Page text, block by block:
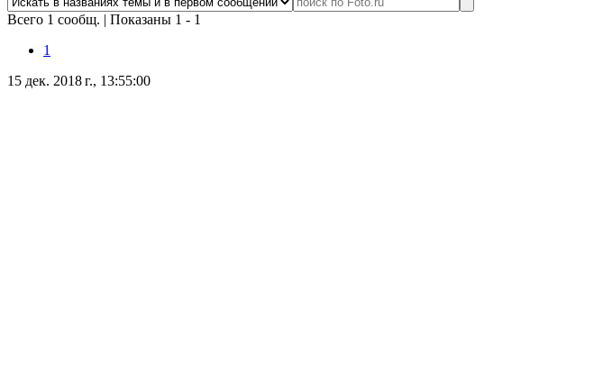
Всего 1 сообщ. | Показаны 1 - 1
1
15 дек. 2018 г., 13:55:00